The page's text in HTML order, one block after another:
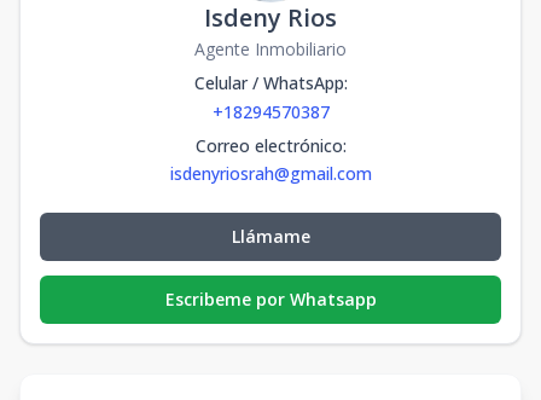
Isdeny Rios
Agente Inmobiliario
Celular / WhatsApp:
+18294570387
Correo electrónico:
isdenyriosrah@gmail.com
Llámame
Escribeme por Whatsapp